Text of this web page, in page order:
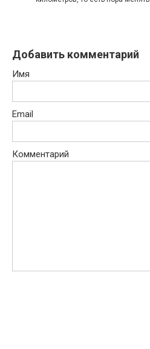
Добавить комментарий
Имя
Email
Комментарий